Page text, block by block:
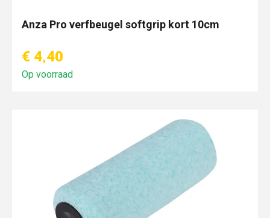
Anza Pro verfbeugel softgrip kort 10cm
€ 4,40
Op voorraad